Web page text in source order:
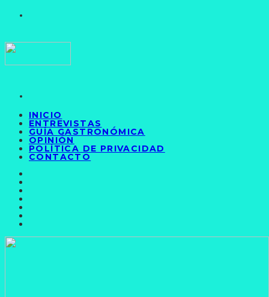
INICIO
ENTREVISTAS
GUÍA GASTRONÓMICA
OPINIÓN
POLÍTICA DE PRIVACIDAD
CONTACTO